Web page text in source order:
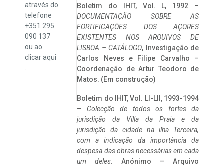
através do
telefone
+351 295
090 137
ou ao
clicaraqui
Boletim do IHIT, Vol. L, 1992 –
DOCUMENTAÇÃO SOBRE AS
FORTIFICAÇÕES DOS AÇORES
EXISTENTES NOS ARQUIVOS DE
LISBOA – CATÁLOGO, Investigação de
Carlos Neves e Filipe Carvalho –
Coordenação de Artur Teodoro de
Matos. (Em construção)
Boletim do IHIT, Vol. LI-LII, 1993-1994
– Colecção de todos os fortes da
jurisdição da Villa da Praia e da
jurisdição da cidade na ilha Terceira,
com a indicação da importância da
despesa das obras necessárias em cada
um deles. Anónimo – Arquivo